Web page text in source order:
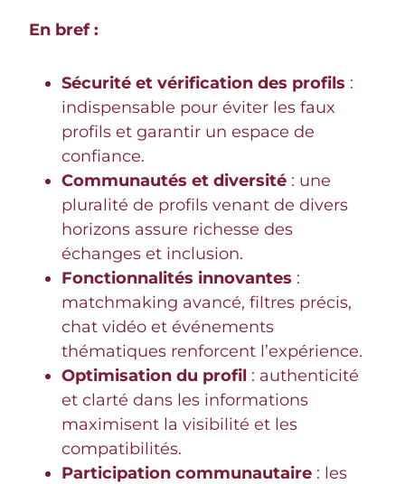
En bref :
Sécurité et vérification des profils :
indispensable pour éviter les faux
profils et garantir un espace de
confiance.
Communautés et diversité : une
pluralité de profils venant de divers
horizons assure richesse des
échanges et inclusion.
Fonctionnalités innovantes :
matchmaking avancé, filtres précis,
chat vidéo et événements
thématiques renforcent l’expérience.
Optimisation du profil : authenticité
et clarté dans les informations
maximisent la visibilité et les
compatibilités.
Participation communautaire : les